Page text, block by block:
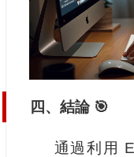
四、結論 🎯
通過利用